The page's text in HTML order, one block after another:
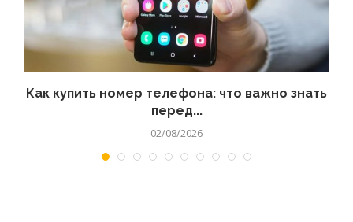
Как купить номер телефона: что важно знать
перед...
02/08/2026